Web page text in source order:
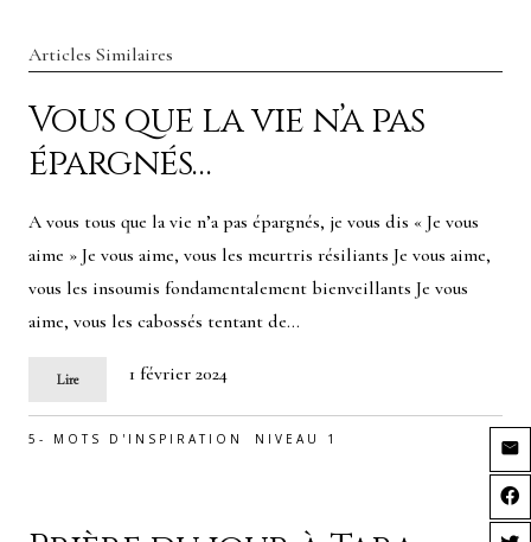
Articles Similaires
Vous que la vie n’a pas
épargnés…
A vous tous que la vie n’a pas épargnés, je vous dis « Je vous
aime » Je vous aime, vous les meurtris résiliants Je vous aime,
vous les insoumis fondamentalement bienveillants Je vous
aime, vous les cabossés tentant de…
Lire 1 février 2024
5- MOTS D'INSPIRATION NIVEAU 1